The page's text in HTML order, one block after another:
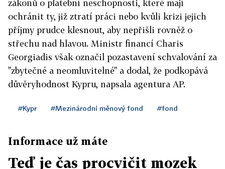
zákonů o platební neschopnosti, které mají
ochránit ty, již ztratí práci nebo kvůli krizi jejich
příjmy prudce klesnout, aby nepřišli rovněž o
střechu nad hlavou. Ministr financí Charis
Georgiadis však označil pozastavení schvalování za
"zbytečné a neomluvitelné" a dodal, že podkopává
důvěryhodnost Kypru, napsala agentura AP.
#Kypr #Mezinárodní měnový fond #fond
Informace už máte
Teď je čas procvičit mozek